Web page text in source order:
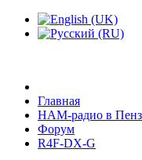
Главная
HAM-радио в
Форум
R4F-DX-G